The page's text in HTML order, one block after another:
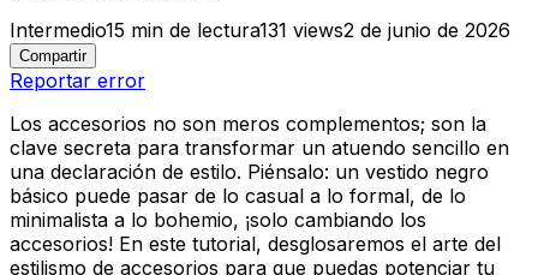
Intermedio15 min de lectura131 views2 de junio de 2026
Compartir
Reportar error
Los accesorios no son meros complementos; son la
clave secreta para transformar un atuendo sencillo en
una declaración de estilo. Piénsalo: un vestido negro
básico puede pasar de lo casual a lo formal, de lo
minimalista a lo bohemio, ¡solo cambiando los
accesorios! En este tutorial, desglosaremos el arte del
estilismo de accesorios para que puedas potenciar tu